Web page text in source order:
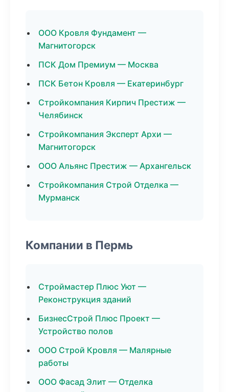
ООО Кровля Фундамент —
Магнитогорск
ПСК Дом Премиум — Москва
ПСК Бетон Кровля — Екатеринбург
Стройкомпания Кирпич Престиж —
Челябинск
Стройкомпания Эксперт Архи —
Магнитогорск
ООО Альянс Престиж — Архангельск
Стройкомпания Строй Отделка —
Мурманск
Компании в Пермь
Строймастер Плюс Уют —
Реконструкция зданий
БизнесСтрой Плюс Проект —
Устройство полов
ООО Строй Кровля — Малярные
работы
ООО Фасад Элит — Отделка